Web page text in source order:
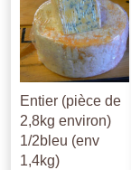
Entier (pièce de
2,8kg environ)
1/2bleu (env
1,4kg)